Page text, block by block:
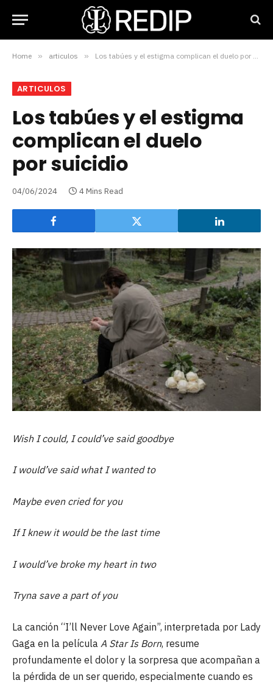
Home » articulos » Los tabúes y el estigma complican el duelo por suicidio
ARTICULOS
Los tabúes y el estigma
complican el duelo
por suicidio
04/06/2024 4 Mins Read
Wish I could, I could’ve said goodbye
I would’ve said what I wanted to
Maybe even cried for you
If I knew it would be the last time
I would’ve broke my heart in two
Tryna save a part of you
La canción “I’ll Never Love Again”, interpretada por Lady
Gaga en la película A Star Is Born, resume
profundamente el dolor y la sorpresa que acompañan a
la pérdida de un ser querido, especialmente cuando es